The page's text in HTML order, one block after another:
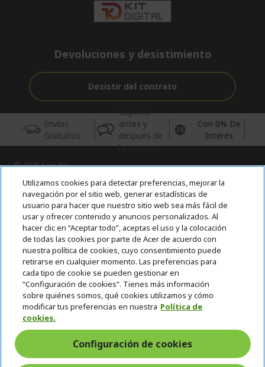
Devoluciones y desistimiento
Desistir del contrato
Envíos
Gratuitos
Soporte
antes y
después de
la compra
Con 0% De
Interés
© 2026 Acer Inc.
CPYou BV es el vendedor y distribuidor autorizado de los
productos y servicios ofrecidos en esta tienda.
Incluida la aportación para la gestión de RAEES, según RD.
110/2015, inscrita en el RII-AEE Nº 7573; de pilas y baterías, según
RD. 106/2008, inscrita en el RII-PYA Nº 2180. Adherida a los
sistemas integrales de gestión de ecopilas y ecoembes.
España
Utilizamos cookies para detectar preferencias, mejorar la
navegación por el sitio web, generar estadísticas de
usuario para hacer que nuestro sitio web sea más fácil de
usar y ofrecer contenido y anuncios personalizados. Al
hacer clic en “Aceptar todo”, aceptas el uso y la colocación
de todas las cookies por parte de Acer de acuerdo con
nuestra política de cookies, cuyo consentimiento puede
retirarse en cualquier momento. Las preferencias para
cada tipo de cookie se pueden gestionar en
“Configuración de cookies”. Tienes más información
sobre quiénes somos, qué cookies utilizamos y cómo
modificar tus preferencias en nuestra Política de
cookies.
Configuración de cookies